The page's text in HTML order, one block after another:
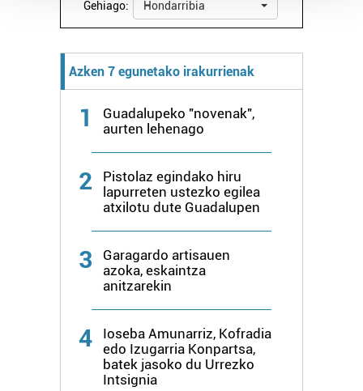
Guk eta gure bazkideek zure datu pertsonalak
teknologia erabiliz, cookieak adibidez, iragarki eta eduki
pertsonalizatuak eskaintzeko, iragarkiak eta edukia
neurtzeko, jendeari buruzko informazioa biltzeko eta
produktuak garatzeko. Zure datuak nork eta zertarako
erabiltzen dituen hauta dezakezu.
Bazkide batzuek ez dizute baimenik eskatzen, eta beren
interes komertzial legitimoetan babesten dira. Ikusi gure
bazkideen zerrenda, beren ustez zein helburutarako
duten interes legitimoa eta horren aurka nola egin
dezakezun ikusteko.
Lortu zure datu pertsonalak prozesatzeko moduari
datuen atalean. Edozein unetan alda edo ken dezakezu
zure baimena Cookieen adierazpenean.
Webgune honek cookie propioak eta hirugarrenen cookie-
Gehiago: Hondarribia
Azken 7 egunetako irakurrienak
1
Guadalupeko "novenak",
aurten lehenago
2
Pistolaz egindako hiru
lapurreten ustezko egilea
atxilotu dute Guadalupen
3
Garagardo artisauen
azoka, eskaintza
anitzarekin
4
Ioseba Amunarriz, Kofradia
edo Izugarria Konpartsa,
batek jasoko du Urrezko
Intsignia